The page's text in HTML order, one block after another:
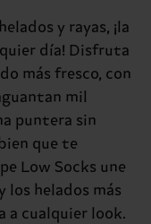
y rayas, ¡la
día! Disfruta
más fresco, con
mil
puntera sin
que te
Low Socks une
los helados más
a cualquier look.